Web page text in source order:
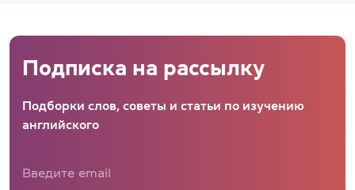
Подписка на рассылку
Подборки слов, советы и статьи по изучению
английского